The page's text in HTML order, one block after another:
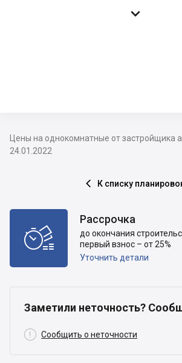

Цены на однокомнатные от застройщика
24.01.2022
 К списку

Рассрочка
до окончания
первый взнос – от 25%
Уточнить детали
Заметили неточность?
 Сообщить о неточности